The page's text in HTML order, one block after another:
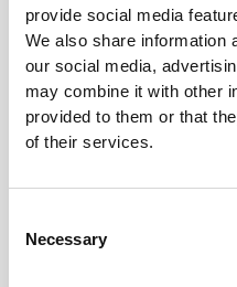
provide social media
We also share information
our social media,
may combine it with other
provided to them or that
of their services.
Selection
Necessary